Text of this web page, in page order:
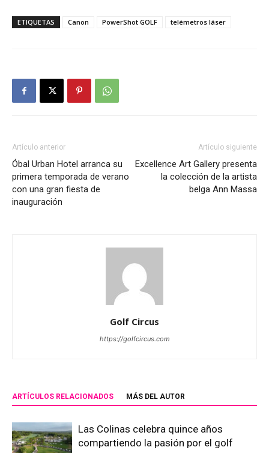
ETIQUETAS Canon PowerShot GOLF telémetros láser
Artículo anterior
Óbal Urban Hotel arranca su
primera temporada de verano
con una gran fiesta de
inauguración
Artículo siguiente
Excellence Art Gallery presenta
la colección de la artista
belga Ann Massa
Golf Circus
https://golfcircus.com
ARTÍCULOS RELACIONADOS MÁS DEL AUTOR
Las Colinas celebra quince años
compartiendo la pasión por el golf